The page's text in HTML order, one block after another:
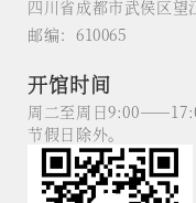
四川省成都市武侯区望
邮编：610065
开馆时间
周二至周日
节假日除外。